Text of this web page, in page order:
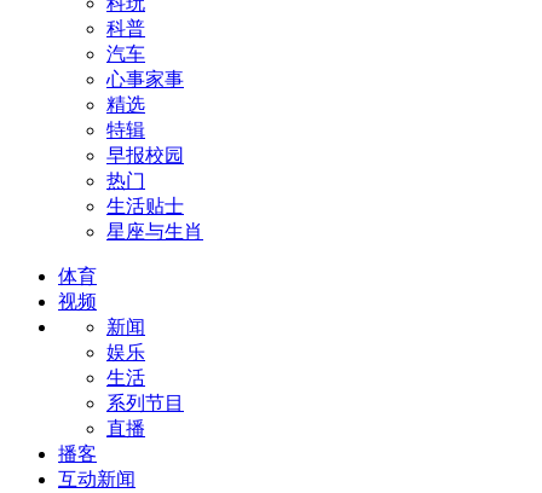
科普
汽车
心事家事
精选
特辑
早报校园
热门
生活贴士
星座与生肖
体育
视频
新闻
娱乐
生活
系列节目
直播
播客
互动新闻